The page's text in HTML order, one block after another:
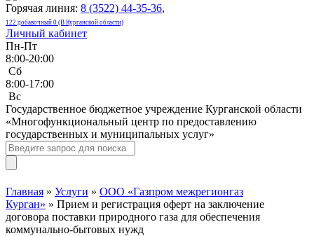
Горячая линия: 8 (3522) 44-35-36,
122 добавочный 0 (В Курганской области)
Личный кабинет
Пн-Пт
8:00-20:00
Сб
8:00-17:00
Bc
Государственное бюджетное учреждение Курганской области
«Многофункциональный центр по предоставлению
государственных и муниципальных услуг»
Главная » Услуги » ООО «Газпром межрегионгаз
Курган» » Прием и регистрация оферт на заключение
договора поставки природного газа для обеспечения
коммунально-бытовых нужд